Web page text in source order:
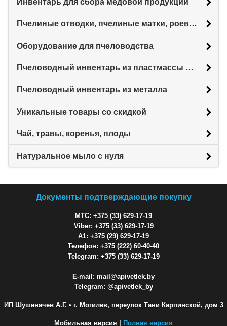
Инвентарь для сбора медовой продукции
Пчелиные отводки, пчелиные матки, роевни
Оборудование для пчеловодства
Пчеловодный инвентарь из пластмассы для пасеки
Пчеловодный инвентарь из металла
Уникальные товары со скидкой
Чай, травы, коренья, плоды
Натуральное мыло с нуля
Документы подтверждающие покупку
МТС: +375 (33) 629-17-19
Viber: +375 (33) 629-17-19
A1: +375 (29) 629-17-19
Телефон: +375 (222) 60-40-40
Telegram: +375 (33) 629-17-19
E-mail: mail@apivetlek.by
Telegram: @apivetlek_by
ИП Шушеначев А.Г. • г. Могилев, переулок Тани Карпинской, дом 3
Мобильная версия | Полная версия